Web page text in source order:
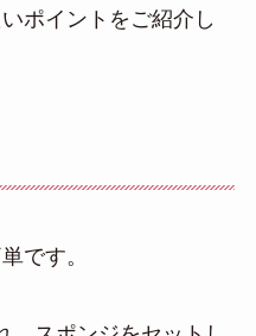
ポイントをご紹介し
です。